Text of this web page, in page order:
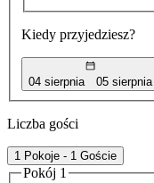
Kiedy przyjedziesz?
04 sierpnia 05 sierpnia
Liczba gości
1 Pokoje - 1 Goście
Pokój 1